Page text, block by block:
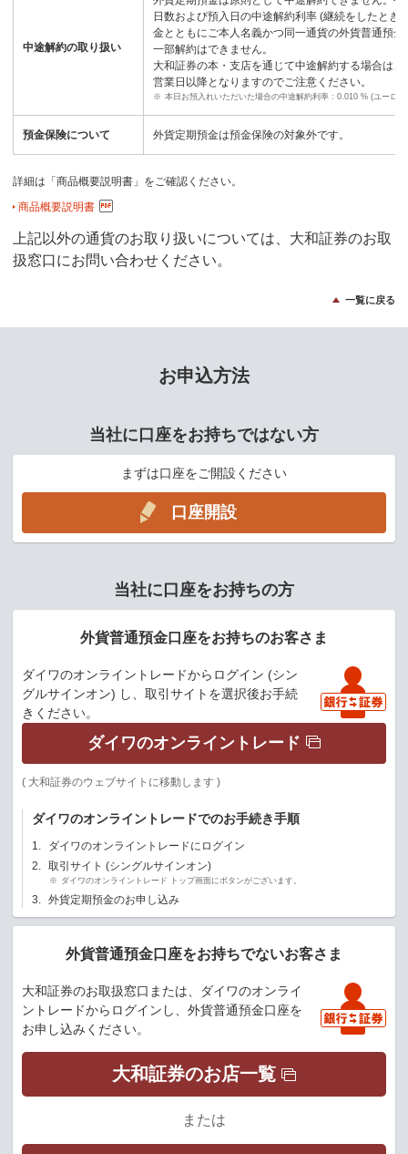
中途解約の取り扱い
日数および預入日の中途解約利率 (継続をしたと
金とともにご本人名義かつ同一通貨の外貨普通預
一部解約はできません。
大和証券の本・支店を通じて中途解約する場合は
営業日以降となりますのでご注意ください。
※ 本日お預入れいただいた場合の中途解約利率 : 0.010 % (ユーロ
預金保険について 外貨定期預金は預金保険の対象外です。
詳細は「商品概要説明書」をご確認ください。
商品概要説明書
上記以外の通貨のお取り扱いについては、大和証券のお取
扱窓口にお問い合わせください。
一覧に戻る
お申込方法
当社に口座をお持ちではない方
まずは口座をご開設ください
口座開設
当社に口座をお持ちの方
外貨普通預金口座をお持ちのお客さま
ダイワのオンライントレードからログイン (シン
グルサインオン) し、取引サイトを選択後お手続
きください。
ダイワのオンライントレード
( 大和証券のウェブサイトに移動します )
ダイワのオンライントレードでのお手続き手順
1.
ダイワのオンライントレードにログイン
2.
取引サイト (シングルサインオン)
※ ダイワのオンライントレード トップ画面にボタンがございます。
3. 外貨定期預金のお申し込み
外貨普通預金口座をお持ちでないお客さま
大和証券のお取扱窓口または、ダイワのオンライ
ントレードからログインし、外貨普通預金口座を
お申し込みください。
大和証券のお店一覧
または